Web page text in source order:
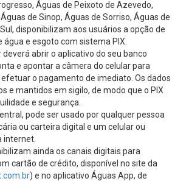
Águas de Peixoto de Azevedo,
de Sinop, Águas de Sorriso, Águas de
disponibilizam aos usuários a opção de
e esgoto com sistema PIX.
abrir o aplicativo do seu banco
e apontar a câmera do celular para
o pagamento de imediato. Os dados
e mantidos em sigilo, de modo que o PIX
e segurança.
pode ser usado por qualquer pessoa
ou carteira digital e um celular ou
internet.
ainda os canais digitais para
cartão de crédito, disponível no site da
) e no aplicativo Águas App, de